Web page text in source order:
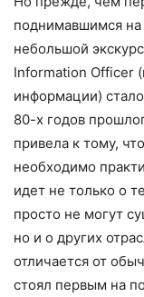
поднимавшимся на
небольшой
Information Officer
информации)
80-х годов
привела к тому,
необходимо
идет не только о
просто не могут
но и о других
отличается от
стоял первым на